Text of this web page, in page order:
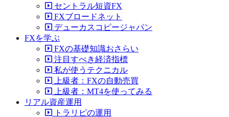
セントラル短資FX
FXブロードネット
デューカスコピージャパン
FXを学ぶ
FXの基礎知識おさらい
注目すべき経済指標
私が使うテクニカル
上級者：FXの自動売買
上級者：MT4を使ってみる
リアル資産運用
トラリピの運用